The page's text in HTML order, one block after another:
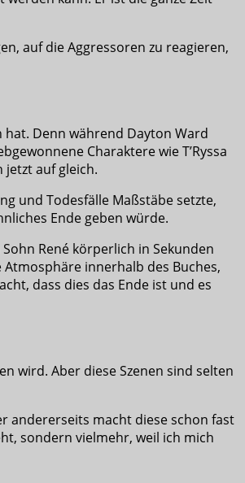
auf die Aggressoren zu reagieren,
hat. Denn während Dayton Ward
Charaktere wie T’Ryssa
jetzt auf gleich.
und Todesfälle Maßstäbe setzte,
Ende geben würde.
René körperlich in Sekunden
innerhalb des Buches,
dass dies das Ende ist und es
wird. Aber diese Szenen sind selten
andererseits macht diese schon fast
sondern vielmehr, weil ich mich